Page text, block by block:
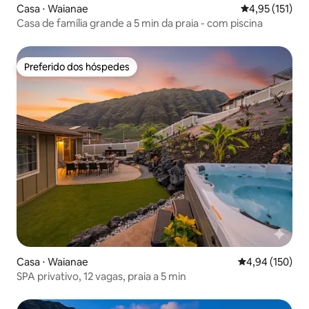
Casa ⋅ Waianae 4,95 de uma
4,95 (151)
Casa de família grande a 5 min da praia - com piscina
Preferido dos hóspedes
Preferido dos hóspedes
Casa ⋅ Waianae 4,94 de uma
4,94 (150)
SPA privativo, 12 vagas, praia a 5 min